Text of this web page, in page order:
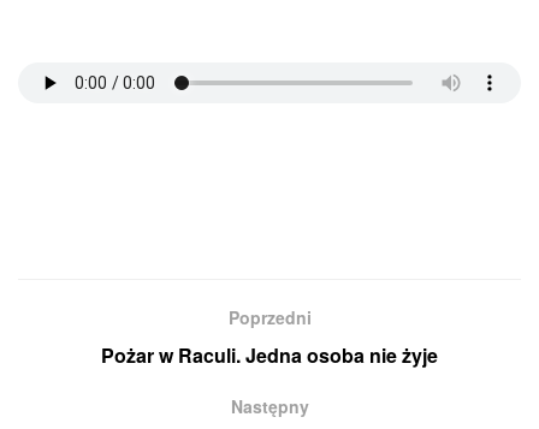
Poprzedni
Pożar w Raculi. Jedna osoba nie żyje
Następny